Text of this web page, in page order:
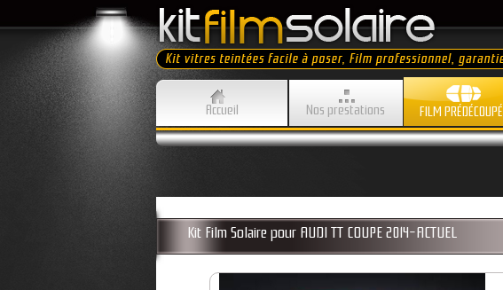
Accueil Nos prestations FILM PRÉDÉCOUPÉ
Kit Film Solaire pour AUDI TT COUPE 2014-ACTUEL